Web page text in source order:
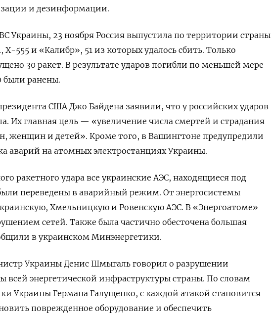
и дезинформации.
Украины, 23 ноября Россия выпустила по территории страны
Х-555 и «Калибр», 51 из которых удалось сбить. Только
30 ракет. В результате ударов погибли по меньшей мере
были ранены.
США Джо Байдена заявили, что у российских ударов
Их главная цель — «увеличение числа смертей и страдания
женщин и детей». Кроме того, в Вашингтоне предупредили
аварий на атомных электростанциях Украины.
ракетного удара все украинские АЭС, находящиеся под
переведены в аварийный режим. От энергосистемы
Хмельницкую и Ровенскую АЭС. В «Энергоатоме»
сетей. Также была частично обесточена большая
в украинском Минэнергетики.
Украины Денис Шмыгаль говорил о разрушении
всей энергетической инфраструктуры страны. По словам
Украины Германа Галущенко, с каждой атакой становится
поврежденное оборудование и обеспечить